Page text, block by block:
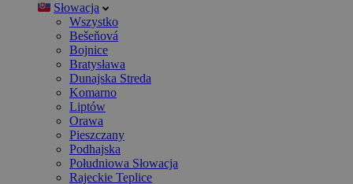
Słowacja
Wszystko
Bešeňová
Bojnice
Bratysława
Dunajska Streda
Komarno
Liptów
Orawa
Pieszczany
Podhajska
Południowa Słowacja
Rajeckie Teplice